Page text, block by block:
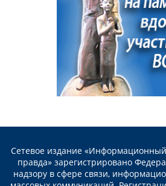
Сетевое издание «Информационный
правда» зарегистрировано
надзору в сфере связи,